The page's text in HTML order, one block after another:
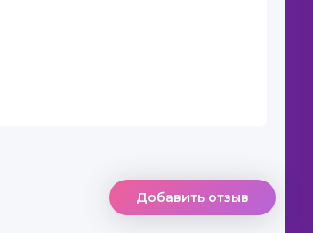
Добавить отзыв